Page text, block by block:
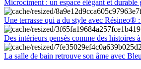
Microciment : un espace élégant et durable
Une terrasse qui a du style avec
Des intérieurs pensés comme des histoires
La salle de bain retrouve son âme avec